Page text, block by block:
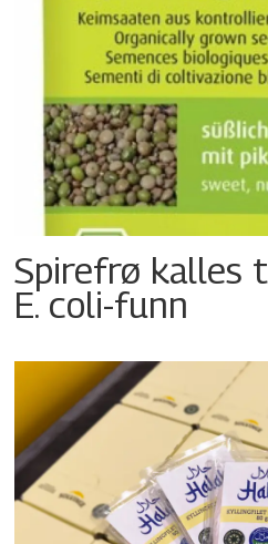
Spirefrø kalles
E. coli-funn